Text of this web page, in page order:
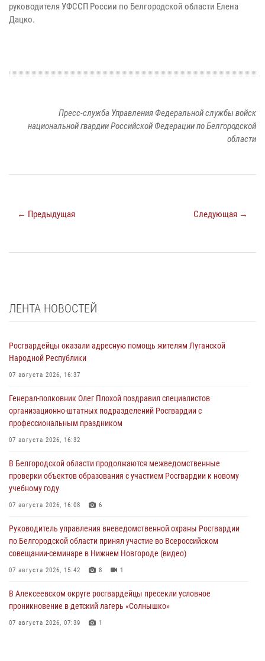
руководителя УФССП России по Белгородской области Елена
Дацко.
Пресс-служба Управления Федеральной службы войск
национальной гвардии Российской Федерации по Белгородской
области
← Предыдущая Следующая →
ЛЕНТА НОВОСТЕЙ
Росгвардейцы оказали адресную помощь жителям Луганской
Народной Республики
07 августа 2026, 16:37
Генерал-полковник Олег Плохой поздравил специалистов
организационно-штатных подразделений Росгвардии с
профессиональным праздником
07 августа 2026, 16:32
В Белгородской области продолжаются межведомственные
проверки объектов образования с участием Росгвардии к новому
учебному году
07 августа 2026, 16:08 6
Руководитель управления вневедомственной охраны Росгвардии
по Белгородской области принял участие во Всероссийском
совещании-семинаре в Нижнем Новгороде (видео)
07 августа 2026, 15:42 8 1
В Алексеевском округе росгвардейцы пресекли условное
проникновение в детский лагерь «Солнышко»
07 августа 2026, 07:39 1